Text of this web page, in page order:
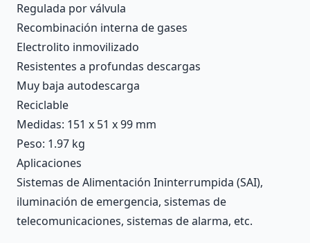
Regulada por válvula
Recombinación interna de gases
Electrolito inmovilizado
Resistentes a profundas descargas
Muy baja autodescarga
Reciclable
Medidas: 151 x 51 x 99 mm
Peso: 1.97 kg
Aplicaciones
Sistemas de Alimentación Ininterrumpida (SAI),
iluminación de emergencia, sistemas de
telecomunicaciones, sistemas de alarma, etc.